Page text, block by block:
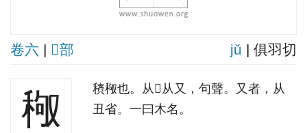
卷六 | 𥝌部 jǔ | 俱羽切
䅓
䅩䅓也。从𥝌从又，句聲。又者，从
丑省。一曰木名。